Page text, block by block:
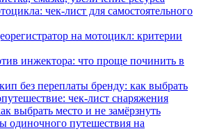
чек-лист для самостоятельного
на мотоцикл: критерии
инжектора: что проще починить в
без переплаты бренду: как выбрать
чек-лист снаряжения
выбрать место и не замёрзнуть
путешествия на